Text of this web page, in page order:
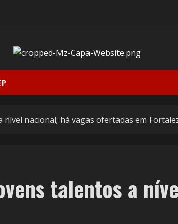
nacional; há vagas ofertadas em
talentos a